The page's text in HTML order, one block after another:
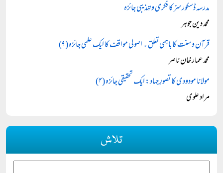
مدرسہ ڈسکورسز کا فکری وتہذیبی جائزہ
محمد دین جوہر
قرآن و سنت کا باہمی تعلق ۔ اصولی مواقف کا ایک علمی جائزہ (۹)
محمد عمار خان ناصر
مولانا مودودی کا تصورِ جہاد: ایک تحقیقی جائزہ (۴)
مراد علوی
تلاش